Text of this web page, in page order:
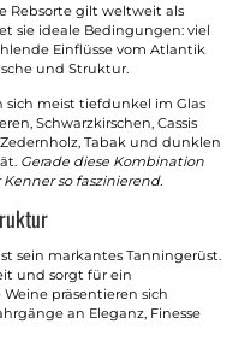
Rebsorte gilt weltweit als
sie ideale Bedingungen: viel
Einflüsse vom Atlantik
und Struktur.
sich meist tiefdunkel im Glas
Schwarzkirschen, Cassis
Tabak und dunklen
Gerade diese Kombination
so faszinierend.
ist sein markantes Tanningerüst.
und sorgt für ein
präsentieren sich
an Eleganz, Finesse